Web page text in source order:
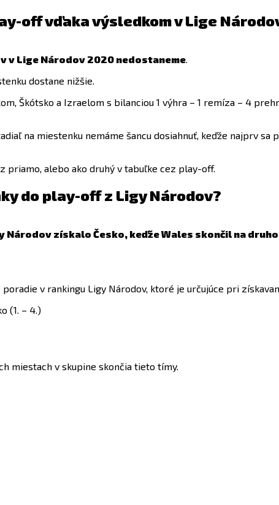
off vďaka výsledkom v Lige
v Lige Národov 2020 nedostaneme.
dostane nižšie.
Škótsko a Izraelom s bilanciou 1 výhra – 1 remíza – 4
na miestenku nemáme šancu dosiahnuť, keďže najprv
priamo, alebo ako druhý v tabuľke cez play-off.
do play-off z Ligy Národov?
Národov získalo Česko, keďže Wales skončil na
v rankingu Ligy Národov, ktoré je určujúce pri
(1. – 4.)
miestach v skupine skončia tieto tímy.